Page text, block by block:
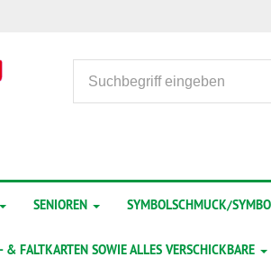
SENIOREN SYMBOLSCHMUCK/
& FALTKARTEN SOWIE ALLES VERSCHICKBARE